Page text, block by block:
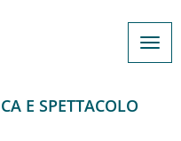
E SPETTACOLO